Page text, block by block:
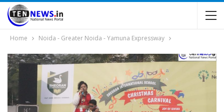
Home Noida - Greater Noida - Yamuna Expressway